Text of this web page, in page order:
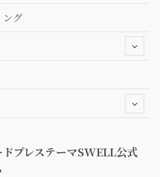
ング
プレステーマSWELL公式